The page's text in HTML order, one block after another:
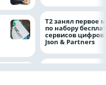
Т2 занял первое
по набору
сервисов
Json & Partners